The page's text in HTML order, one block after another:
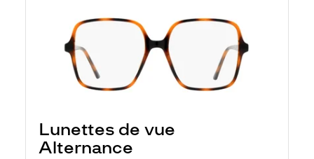
Lunettes de vue
Alternance